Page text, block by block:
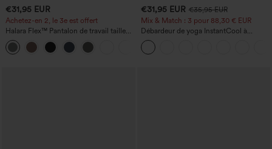
€31,95 EUR
Achetez-en 2, le 3e est offert
Halara Flex™ Pantalon de travail taille
haute avec poche latérale arrière et
légère coupe évasée
€31,95 EUR €35,95 EUR
Mix & Match : 3 pour 88,30 € EUR
Débardeur de yoga InstantCool à
encolure en U et ourlet arrondi –
UPF50+